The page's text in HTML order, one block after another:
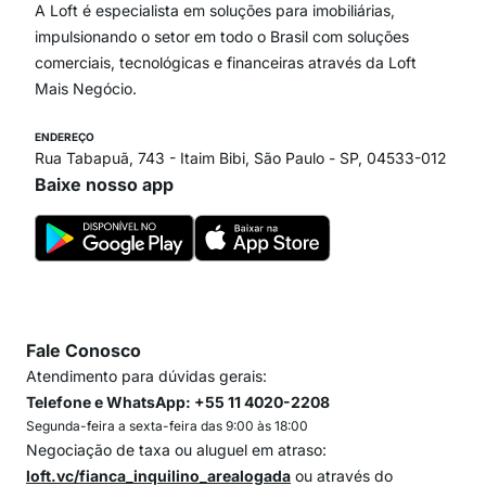
Paraíso
Itaim Bibi
A Loft é especialista em soluções para imobiliárias,
impulsionando o setor em todo o Brasil com soluções
comerciais, tecnológicas e financeiras através da Loft
Mais Negócio.
ENDEREÇO
Rua Tabapuã, 743 - Itaim Bibi, São Paulo - SP, 04533-012
Baixe nosso app
Fale Conosco
Atendimento para dúvidas gerais:
Telefone e WhatsApp: +55 11 4020-2208
Segunda-feira a sexta-feira das 9:00 às 18:00
Negociação de taxa ou aluguel em atraso:
loft.vc/fianca_inquilino_arealogada ou através do